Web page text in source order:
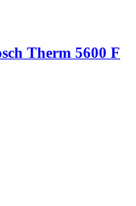
Therm 5600 F